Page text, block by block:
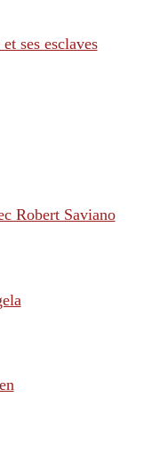
ses esclaves
Robert Saviano